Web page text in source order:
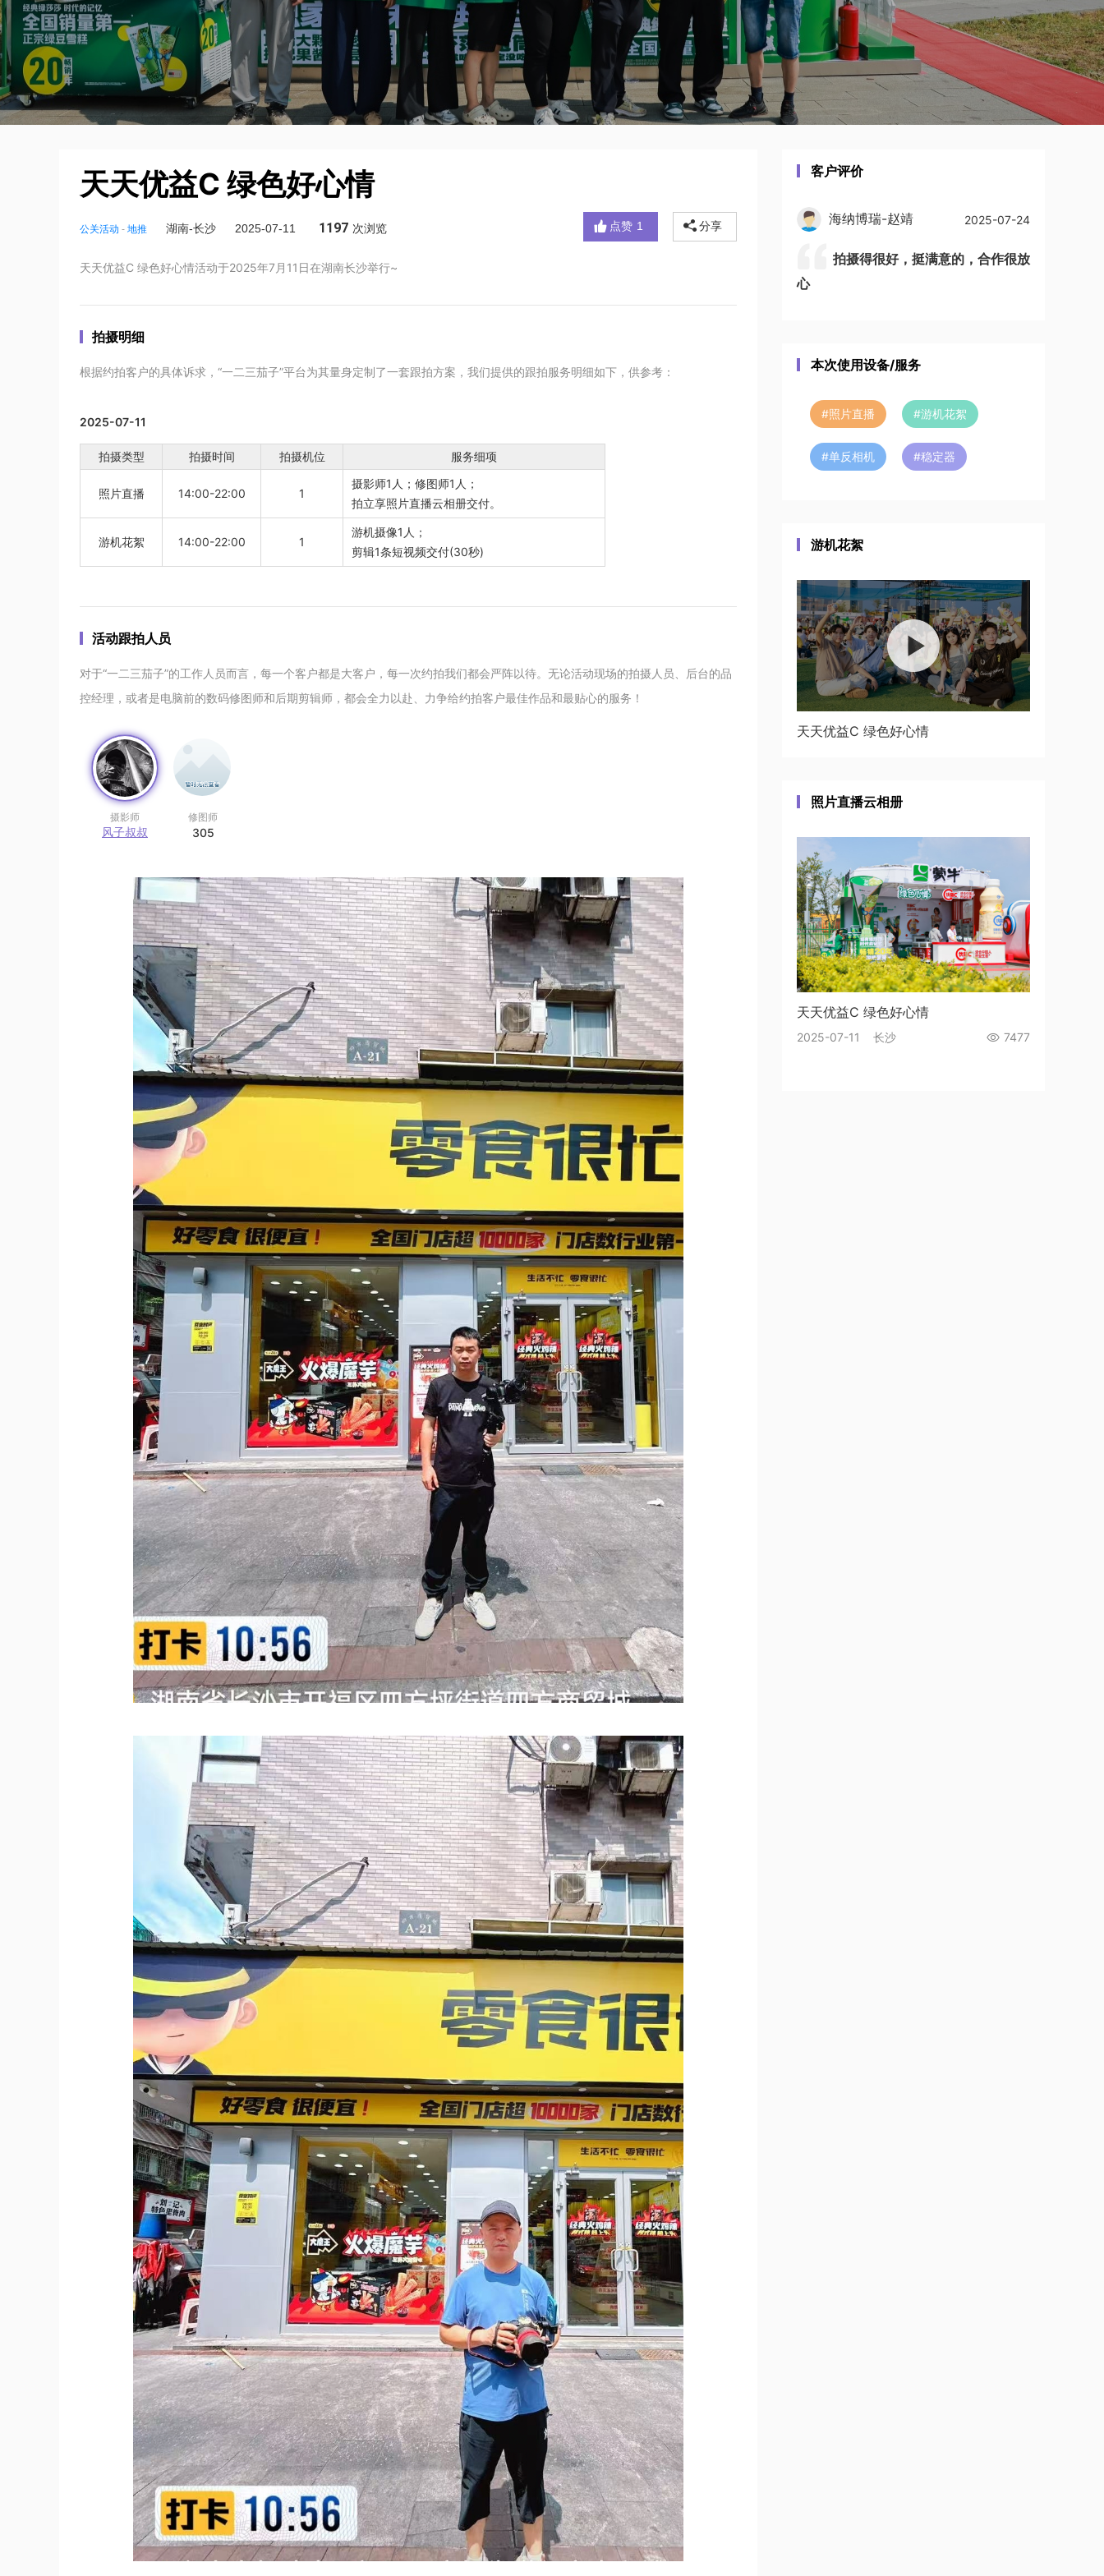
天天优益C 绿色好心情
公关活动 - 地推 湖南-长沙 2025-07-11 1197 次浏览 点赞 1 分享
天天优益C 绿色好心情活动于2025年7月11日在湖南长沙举行~
拍摄明细
根据约拍客户的具体诉求，“一二三茄子”平台为其量身定制了一套跟拍方案，我们提供的跟拍服务明细如下，供参考：
2025-07-11
拍摄类型 拍摄时间 拍摄机位 服务细项
照片直播 14:00-22:00 1
摄影师1人；修图师1人；
拍立享照片直播云相册交付。
游机花絮 14:00-22:00 1
游机摄像1人；
剪辑1条短视频交付(30秒)
活动跟拍人员
对于“一二三茄子”的工作人员而言，每一个客户都是大客户，每一次约拍我们都会严阵以待。无论活动现场的拍摄人员、后台的品
控经理，或者是电脑前的数码修图师和后期剪辑师，都会全力以赴、力争给约拍客户最佳作品和最贴心的服务！
摄影师
风子叔叔
修图师
305
客户评价
海纳博瑞-赵靖 2025-07-24
拍摄得很好，挺满意的，合作很放
心
本次使用设备/服务
#照片直播 #游机花絮
#单反相机 #稳定器
游机花絮
天天优益C 绿色好心情
照片直播云相册
天天优益C 绿色好心情
2025-07-11 长沙 7477